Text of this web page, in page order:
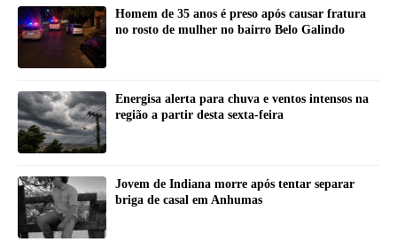
Homem de 35 anos é preso após causar fratura
no rosto de mulher no bairro Belo Galindo
Energisa alerta para chuva e ventos intensos na
região a partir desta sexta-feira
Jovem de Indiana morre após tentar separar
briga de casal em Anhumas